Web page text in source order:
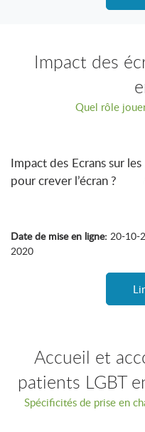
Impact des
Quel rôle
Impact des Ecrans sur
pour crever l’écran ?
Date de mise en ligne: 20-10-
2020
Accueil et
patients LGBT
Spécificités de prise en